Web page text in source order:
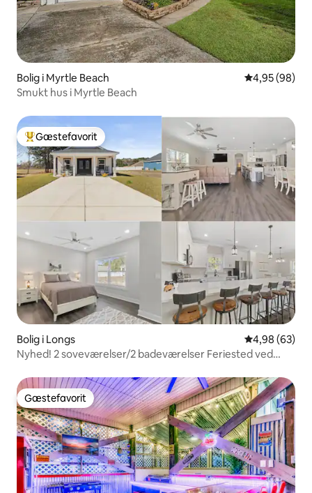
Bolig i Myrtle Beach 4,95 ud af 5 i
4,95 (98)
Smukt hus i Myrtle Beach
Bedste gæstefavorit
Gæstefavorit
Bolig i Longs 4,98 ud af 5 i
4,98 (63)
Nyhed! 2 soveværelser/2 badeværelser Feriested ved
Gæstefavorit
Gæstefavorit